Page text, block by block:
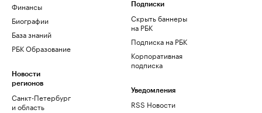
Финансы
Биографии
База знаний
РБК Образование
Новости
регионов
Санкт-Петербург
и область
Подписки
Скрыть баннеры
на РБК
Подписка на РБК
Корпоративная
подписка
Уведомления
RSS Новости